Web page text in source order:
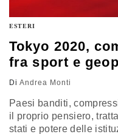
ESTERI
Tokyo 2020,
fra sport e
Di Andrea Monti
Paesi banditi,
il proprio pensiero,
stati e potere delle